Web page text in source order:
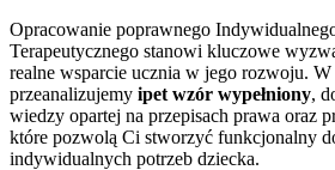
Opracowanie poprawnego
Terapeutycznego stanowi kluczowe
realne wsparcie ucznia w jego rozwoju.
przeanalizujemy ipet wzór wypełniony,
wiedzy opartej na przepisach prawa oraz
które pozwolą Ci stworzyć funkcjonalny
indywidualnych potrzeb dziecka.